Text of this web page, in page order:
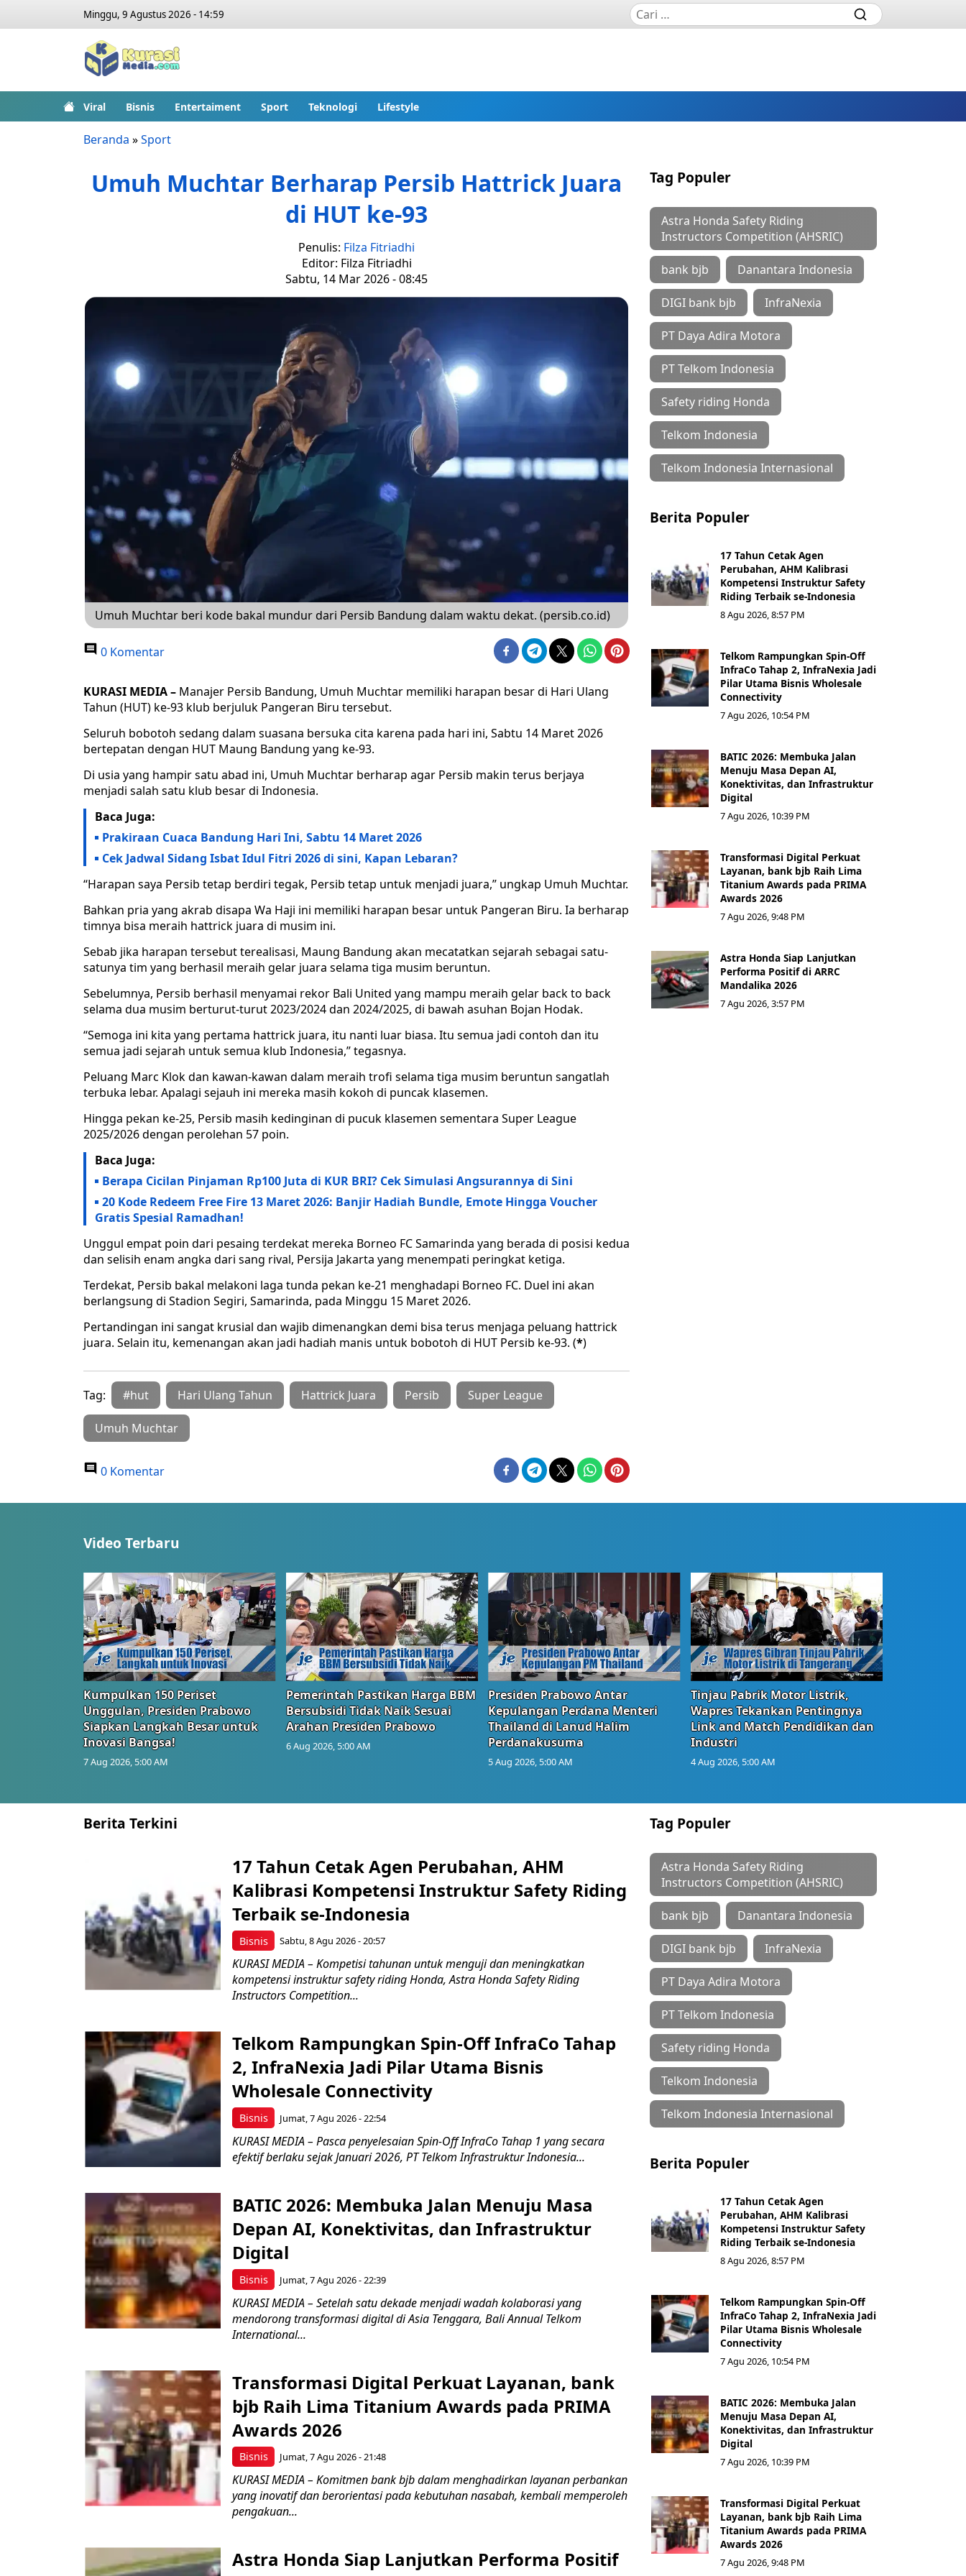
Minggu, 9 Agustus 2026 - 14:59
Viral Bisnis Entertaiment Sport Teknologi Lifestyle
Beranda »Sport
Umuh Muchtar Berharap Persib Hattrick Juara
di HUT ke-93
Penulis: Filza Fitriadhi
Editor: Filza Fitriadhi
Sabtu, 14 Mar 2026 - 08:45
Umuh Muchtar beri kode bakal mundur dari Persib Bandung dalam waktu dekat. (persib.co.id)
0 Komentar
KURASI MEDIA – Manajer Persib Bandung, Umuh Muchtar memiliki harapan besar di Hari Ulang
Tahun (HUT) ke-93 klub berjuluk Pangeran Biru tersebut.
Seluruh bobotoh sedang dalam suasana bersuka cita karena pada hari ini, Sabtu 14 Maret 2026
bertepatan dengan HUT Maung Bandung yang ke-93.
Di usia yang hampir satu abad ini, Umuh Muchtar berharap agar Persib makin terus berjaya
menjadi salah satu klub besar di Indonesia.
Baca Juga:
Prakiraan Cuaca Bandung Hari Ini, Sabtu 14 Maret 2026
Cek Jadwal Sidang Isbat Idul Fitri 2026 di sini, Kapan Lebaran?
“Harapan saya Persib tetap berdiri tegak, Persib tetap untuk menjadi juara,” ungkap Umuh Muchtar.
Bahkan pria yang akrab disapa Wa Haji ini memiliki harapan besar untuk Pangeran Biru. Ia berharap
timnya bisa meraih hattrick juara di musim ini.
Sebab jika harapan tersebut terealisasi, Maung Bandung akan mecatatkan sejarah sebagai satu-
satunya tim yang berhasil meraih gelar juara selama tiga musim beruntun.
Sebelumnya, Persib berhasil menyamai rekor Bali United yang mampu meraih gelar back to back
selama dua musim berturut-turut 2023/2024 dan 2024/2025, di bawah asuhan Bojan Hodak.
“Semoga ini kita yang pertama hattrick juara, itu nanti luar biasa. Itu semua jadi contoh dan itu
semua jadi sejarah untuk semua klub Indonesia,” tegasnya.
Peluang Marc Klok dan kawan-kawan dalam meraih trofi selama tiga musim beruntun sangatlah
terbuka lebar. Apalagi sejauh ini mereka masih kokoh di puncak klasemen.
Hingga pekan ke-25, Persib masih kedinginan di pucuk klasemen sementara Super League
2025/2026 dengan perolehan 57 poin.
Baca Juga:
Berapa Cicilan Pinjaman Rp100 Juta di KUR BRI? Cek Simulasi Angsurannya di Sini
20 Kode Redeem Free Fire 13 Maret 2026: Banjir Hadiah Bundle, Emote Hingga Voucher
Gratis Spesial Ramadhan!
Unggul empat poin dari pesaing terdekat mereka Borneo FC Samarinda yang berada di posisi kedua
dan selisih enam angka dari sang rival, Persija Jakarta yang menempati peringkat ketiga.
Terdekat, Persib bakal melakoni laga tunda pekan ke-21 menghadapi Borneo FC. Duel ini akan
berlangsung di Stadion Segiri, Samarinda, pada Minggu 15 Maret 2026.
Pertandingan ini sangat krusial dan wajib dimenangkan demi bisa terus menjaga peluang hattrick
juara. Selain itu, kemenangan akan jadi hadiah manis untuk bobotoh di HUT Persib ke-93. (*)
Tag: #hut Hari Ulang Tahun Hattrick Juara Persib Super League
Umuh Muchtar
0 Komentar
Tag Populer
Astra Honda Safety Riding
Instructors Competition (AHSRIC)
bank bjb Danantara Indonesia
DIGI bank bjb InfraNexia
PT Daya Adira Motora
PT Telkom Indonesia
Safety riding Honda
Telkom Indonesia
Telkom Indonesia Internasional
Berita Populer
17 Tahun Cetak Agen
Perubahan, AHM Kalibrasi
Kompetensi Instruktur Safety
Riding Terbaik se-Indonesia
8 Agu 2026, 8:57 PM
Telkom Rampungkan Spin-Off
InfraCo Tahap 2, InfraNexia Jadi
Pilar Utama Bisnis Wholesale
Connectivity
7 Agu 2026, 10:54 PM
BATIC 2026: Membuka Jalan
Menuju Masa Depan AI,
Konektivitas, dan Infrastruktur
Digital
7 Agu 2026, 10:39 PM
Transformasi Digital Perkuat
Layanan, bank bjb Raih Lima
Titanium Awards pada PRIMA
Awards 2026
7 Agu 2026, 9:48 PM
Astra Honda Siap Lanjutkan
Performa Positif di ARRC
Mandalika 2026
7 Agu 2026, 3:57 PM
Video Terbaru
Kumpulkan 150 Periset
Unggulan, Presiden Prabowo
Siapkan Langkah Besar untuk
Inovasi Bangsa!
7 Aug 2026, 5:00 AM
Pemerintah Pastikan Harga BBM
Bersubsidi Tidak Naik Sesuai
Arahan Presiden Prabowo
6 Aug 2026, 5:00 AM
Presiden Prabowo Antar
Kepulangan Perdana Menteri
Thailand di Lanud Halim
Perdanakusuma
5 Aug 2026, 5:00 AM
Tinjau Pabrik Motor Listrik,
Wapres Tekankan Pentingnya
Link and Match Pendidikan dan
Industri
4 Aug 2026, 5:00 AM
Berita Terkini
Bisnis
17 Tahun Cetak Agen Perubahan, AHM
Kalibrasi Kompetensi Instruktur Safety Riding
Terbaik se-Indonesia
Sabtu, 8 Agu 2026 - 20:57
KURASI MEDIA – Kompetisi tahunan untuk menguji dan meningkatkan
kompetensi instruktur safety riding Honda, Astra Honda Safety Riding
Instructors Competition...
Bisnis
Telkom Rampungkan Spin-Off InfraCo Tahap
2, InfraNexia Jadi Pilar Utama Bisnis
Wholesale Connectivity
Jumat, 7 Agu 2026 - 22:54
KURASI MEDIA – Pasca penyelesaian Spin-Off InfraCo Tahap 1 yang secara
efektif berlaku sejak Januari 2026, PT Telkom Infrastruktur Indonesia...
Bisnis
BATIC 2026: Membuka Jalan Menuju Masa
Depan AI, Konektivitas, dan Infrastruktur
Digital
Jumat, 7 Agu 2026 - 22:39
KURASI MEDIA – Setelah satu dekade menjadi wadah kolaborasi yang
mendorong transformasi digital di Asia Tenggara, Bali Annual Telkom
International...
Bisnis
Transformasi Digital Perkuat Layanan, bank
bjb Raih Lima Titanium Awards pada PRIMA
Awards 2026
Jumat, 7 Agu 2026 - 21:48
KURASI MEDIA – Komitmen bank bjb dalam menghadirkan layanan perbankan
yang inovatif dan berorientasi pada kebutuhan nasabah, kembali memperoleh
pengakuan...
Astra Honda Siap Lanjutkan Performa Positif
Tag Populer
Astra Honda Safety Riding
Instructors Competition (AHSRIC)
bank bjb Danantara Indonesia
DIGI bank bjb InfraNexia
PT Daya Adira Motora
PT Telkom Indonesia
Safety riding Honda
Telkom Indonesia
Telkom Indonesia Internasional
Berita Populer
17 Tahun Cetak Agen
Perubahan, AHM Kalibrasi
Kompetensi Instruktur Safety
Riding Terbaik se-Indonesia
8 Agu 2026, 8:57 PM
Telkom Rampungkan Spin-Off
InfraCo Tahap 2, InfraNexia Jadi
Pilar Utama Bisnis Wholesale
Connectivity
7 Agu 2026, 10:54 PM
BATIC 2026: Membuka Jalan
Menuju Masa Depan AI,
Konektivitas, dan Infrastruktur
Digital
7 Agu 2026, 10:39 PM
Transformasi Digital Perkuat
Layanan, bank bjb Raih Lima
Titanium Awards pada PRIMA
Awards 2026
7 Agu 2026, 9:48 PM